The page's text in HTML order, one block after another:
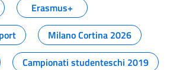
Erasmus+
Milano Cortina 2026
Campionati studenteschi 2019